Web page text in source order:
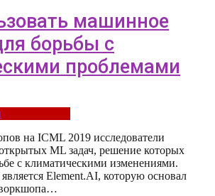
машинное
борьбы с
проблемами
на ICML 2019 исследователи
ML задач, решение которых
с климатическими изменениями.
Element.AI, которую основал